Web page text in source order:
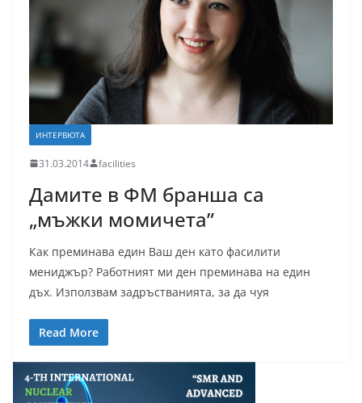
ИНТЕРВЮТА
31.03.2014 facilities
Дамите в ФМ бранша са
„мъжки момичета”
Как преминава един Ваш ден като фасилити
мениджър? Работният ми ден преминава на един
дъх. Използвам задръстванията, за да чуя
Read More